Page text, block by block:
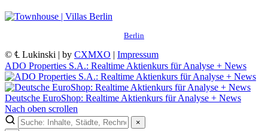
Berlin
© ℄ Lukinski | by CXMXO | Impressum
ADO Properties S.A.: Realtime Aktienkurs für Analyse + News
Deutsche EuroShop: Realtime Aktienkurs für Analyse + News
Nach oben scrollen
×